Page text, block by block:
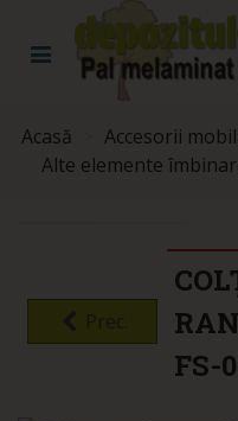
Acasă Accesorii
Alte elemente
FS-